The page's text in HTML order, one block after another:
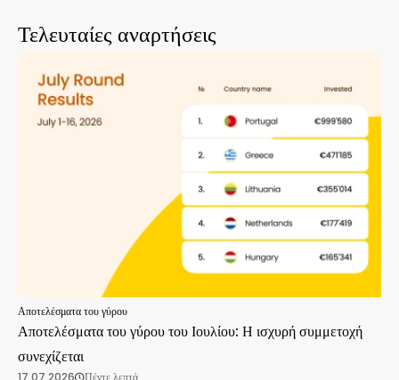
Τελευταίες αναρτήσεις
Αποτελέσματα του γύρου
Αποτελέσματα του γύρου του Ιουλίου: Η ισχυρή συμμετοχή
συνεχίζεται